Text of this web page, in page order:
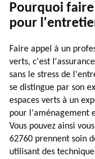
Pourquoi
pour
Faire appel à un
verts, c'est
sans le stress de
se distingue par son
espaces verts à un
pour l'aménagement
Vous pouvez ainsi
62760 prennent soin
utilisant des